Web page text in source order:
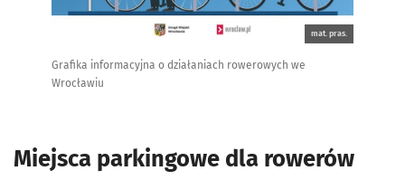
mat. pras.
Grafika informacyjna o działaniach rowerowych we
Wrocławiu
Miejsca parkingowe dla rowerów